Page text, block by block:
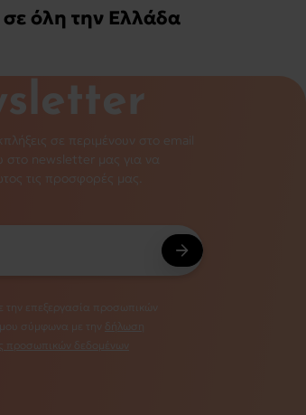
όλη την Ελλάδα
σε περιμένουν στο email
στο newsletter μας για να
τις προσφορές μας.
επεξεργασία προσωπικών
σύμφωνα με την
δήλωση
προσωπικών δεδομένων